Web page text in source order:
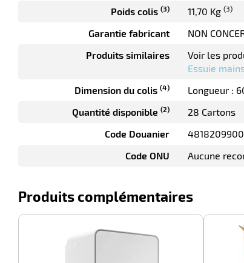
Poids colis (3) 11,70 Kg (3)
Garantie fabricant
NON
Produits similaires
Voir les
Essuie
Dimension du colis (4) Longueur :
Quantité disponible (2)
28 Cartons
Code Douanier
4818209900
Code ONU
Aucune
Produits complémentaires